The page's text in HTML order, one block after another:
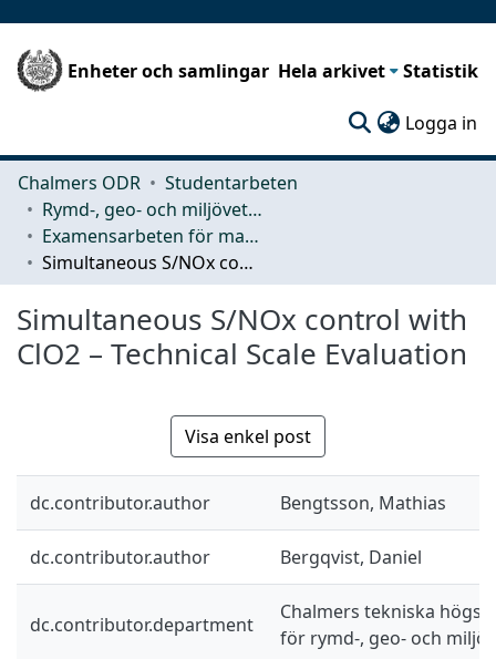
Enheter och samlingar Hela arkivet Statistik
Logga in
Chalmers ODR
Studentarbeten
Rymd-, geo- och miljövetenskap (SEE)
Examensarbeten för masterexamen
Simultaneous S/NOx control with ClO2 – Technical Scale Evaluation
Simultaneous S/NOx control with
ClO2 – Technical Scale Evaluation
Visa enkel post
dc.contributor.author Bengtsson, Mathias
dc.contributor.author Bergqvist, Daniel
dc.contributor.department
Chalmers tekniska
för rymd-, geo- och